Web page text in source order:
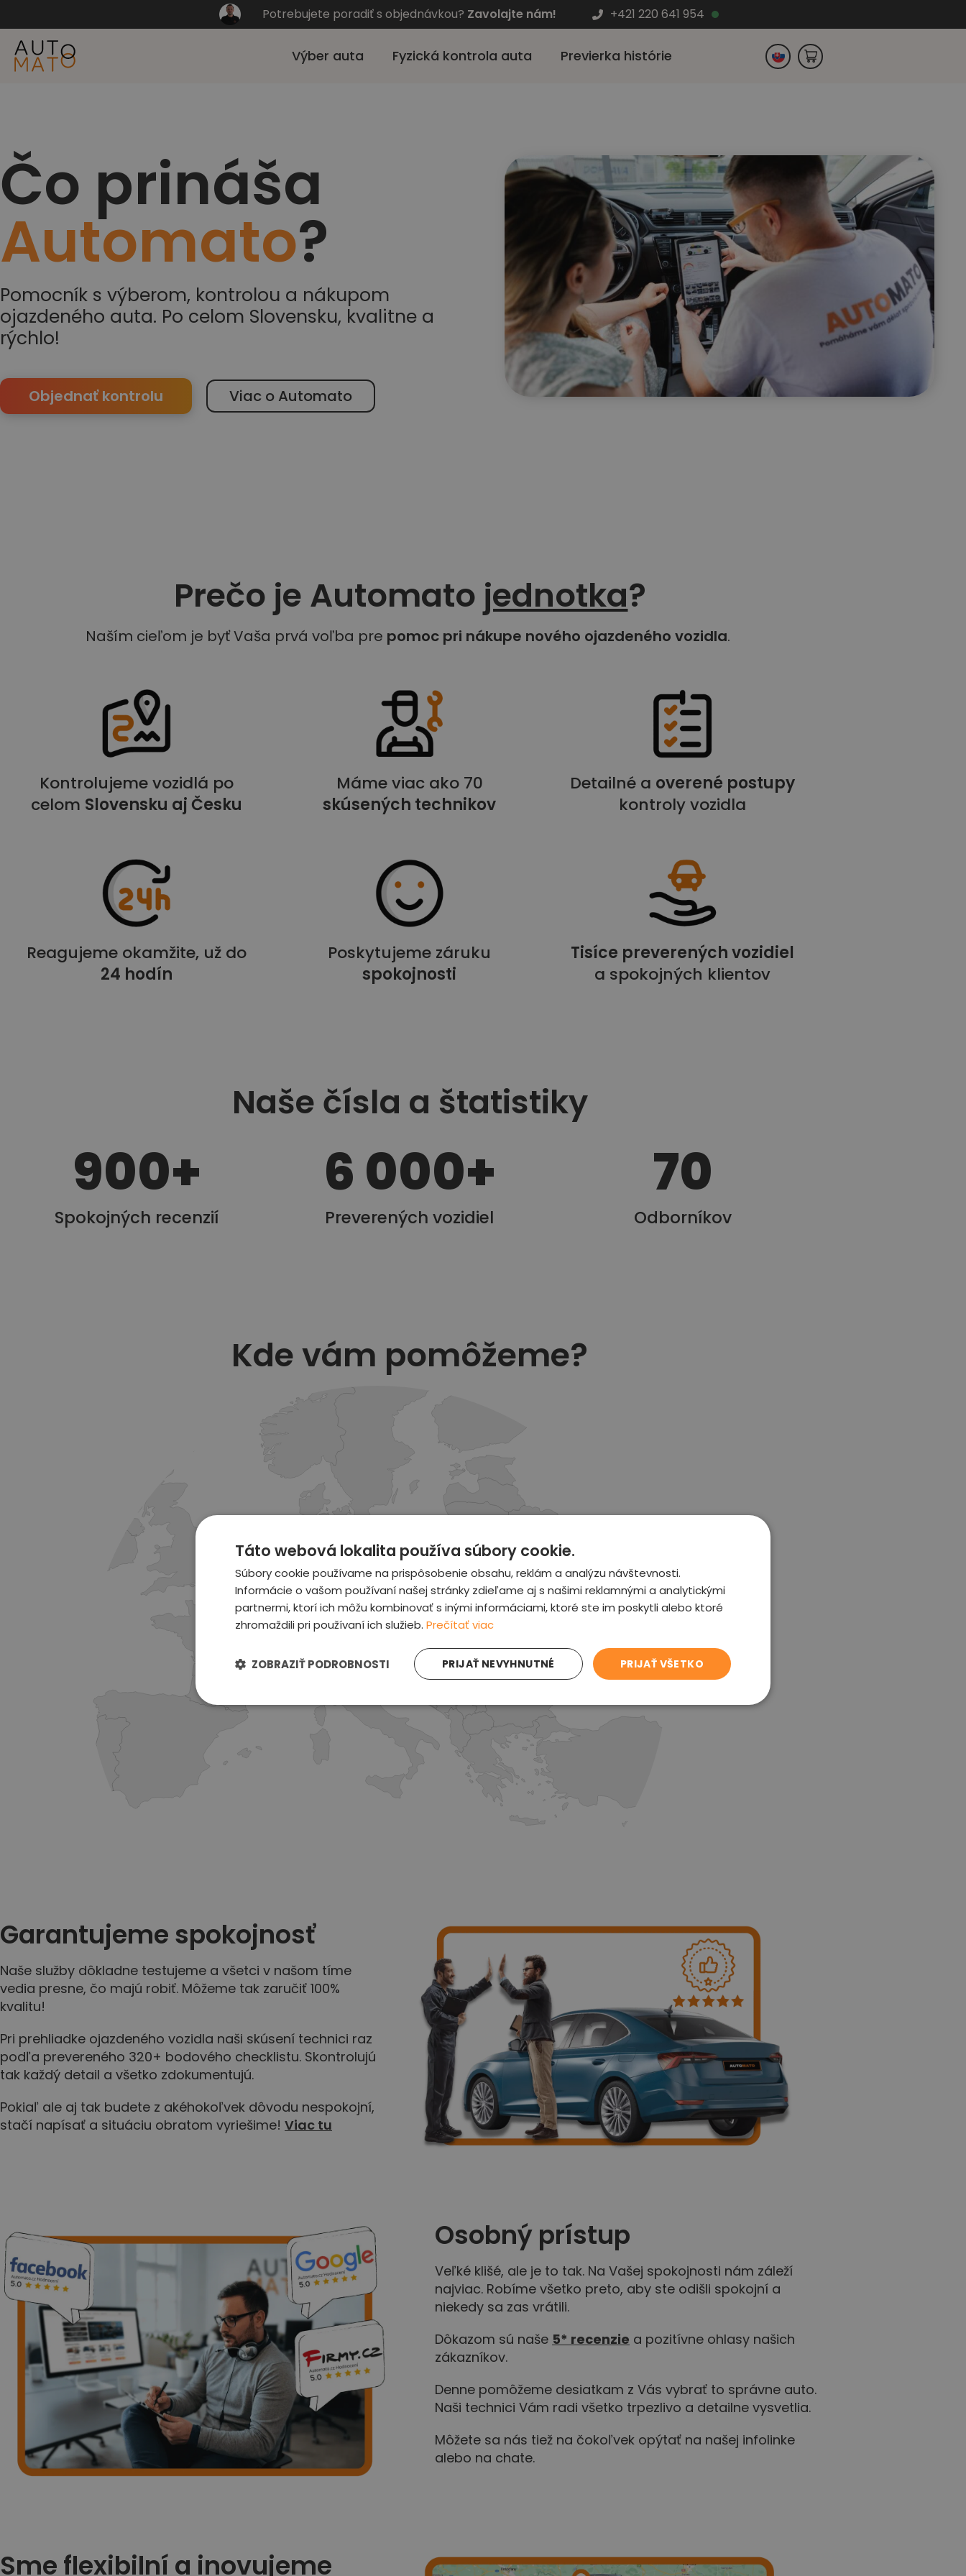
Potrebujete poradiť s objednávkou? Zavolajte nám! +421 220 641 954
Výber auta Fyzická kontrola auta Previerka histórie
Nemecko
Čo prináša
Automato?
Pomocník s výberom, kontrolou a nákupom
ojazdeného auta. Po celom Slovensku, kvalitne a
rýchlo!
Objednať kontrolu Viac o Automato
Prečo je Automato jednotka?
Naším cieľom je byť Vaša prvá voľba pre pomoc pri nákupe nového ojazdeného vozidla.
Kontrolujeme vozidlá po
celom Slovensku aj Česku
Máme viac ako 70
skúsených technikov
Detailné a overené postupy
kontroly vozidla
Reagujeme okamžite, už do
24 hodín
Poskytujeme záruku
spokojnosti
Tisíce preverených vozidiel
a spokojných klientov
Naše čísla a štatistiky
Spokojných recenzií
900+
Preverených vozidiel
6 000+
Odborníkov
70
Kde vám pomôžeme?
Garantujeme spokojnosť
Naše služby dôkladne testujeme a všetci v našom tíme
vedia presne, čo majú robiť. Môžeme tak zaručiť 100%
kvalitu!
Pri prehliadke ojazdeného vozidla naši skúsení technici raz
podľa prevereného 320+ bodového checklistu. Skontrolujú
tak každý detail a všetko zdokumentujú.
Pokiaľ ale aj tak budete z akéhokoľvek dôvodu nespokojní,
stačí napísať a situáciu obratom vyriešime! Viac tu
Osobný prístup
Veľké klišé, ale je to tak. Na Vašej spokojnosti nám záleží
najviac. Robíme všetko preto, aby ste odišli spokojní a
niekedy sa zas vrátili.
Dôkazom sú naše 5* recenzie a pozitívne ohlasy našich
zákazníkov.
Denne pomôžeme desiatkam z Vás vybrať to správne auto.
Naši technici Vám radi všetko trpezlivo a detailne vysvetlia.
Môžete sa nás tiež na čokoľvek opýtať na našej infolinke
alebo na chate.
Sme flexibilní a inovujeme
Táto webová lokalita používa súbory cookie.
Súbory cookie používame na prispôsobenie obsahu, reklám a analýzu návštevnosti.
Informácie o vašom používaní našej stránky zdieľame aj s našimi reklamnými a analytickými
partnermi, ktorí ich môžu kombinovať s inými informáciami, ktoré ste im poskytli alebo ktoré
zhromaždili pri používaní ich služieb. Prečítať viac
PRIJAŤ VŠETKO
PRIJAŤ NEVYHNUTNÉ
ZOBRAZIŤ PODROBNOSTI